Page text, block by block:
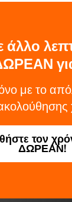
άλλο
με το
τον
ΔΩΡΕΑΝ!